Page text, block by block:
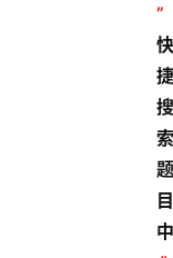
”
快
捷
搜
索
题
目
中